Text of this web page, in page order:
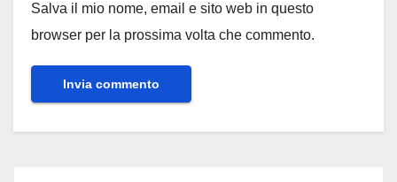
Salva il mio nome, email e sito web in questo
browser per la prossima volta che commento.